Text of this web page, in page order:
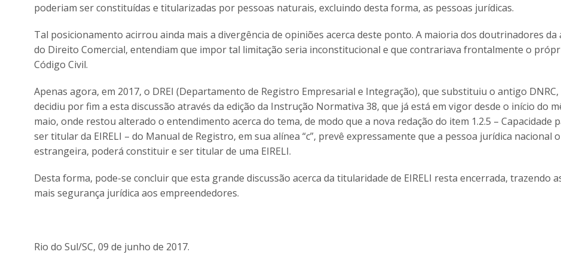
poderiam ser constituídas e titularizadas por pessoas naturais, excluindo desta forma, as pessoas jurídicas.
Tal posicionamento acirrou ainda mais a divergência de opiniões acerca deste ponto. A maioria dos doutrinadores da
do Direito Comercial, entendiam que impor tal limitação seria inconstitucional e que contrariava frontalmente o
Código Civil.
Apenas agora, em 2017, o DREI (Departamento de Registro Empresarial e Integração), que substituiu o antigo DNRC,
decidiu por fim a esta discussão através da edição da Instrução Normativa 38, que já está em vigor desde o início do
maio, onde restou alterado o entendimento acerca do tema, de modo que a nova redação do item 1.2.5 – Capacidade
ser titular da EIRELI – do Manual de Registro, em sua alínea “c”, prevê expressamente que a pessoa jurídica nacional
estrangeira, poderá constituir e ser titular de uma EIRELI.
Desta forma, pode-se concluir que esta grande discussão acerca da titularidade de EIRELI resta encerrada, trazendo
mais segurança jurídica aos empreendedores.
Rio do Sul/SC, 09 de junho de 2017.